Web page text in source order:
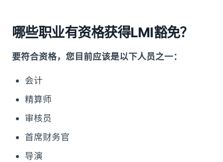
哪些职业有资格获得LMI豁免？
要符合资格，您目前应该是以下人员之一：
会计
精算师
审核员
首席财务官
导演